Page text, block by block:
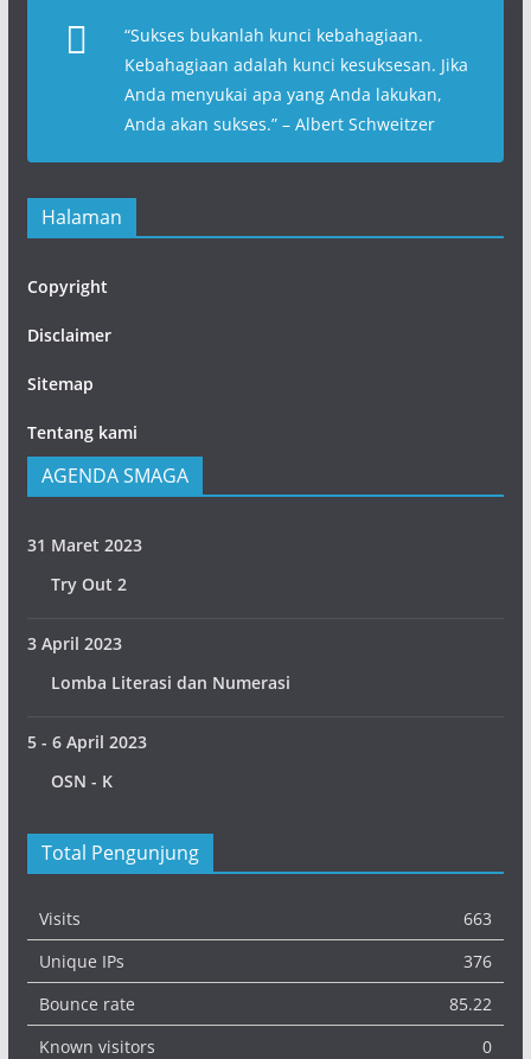
“Sukses bukanlah kunci kebahagiaan.
Kebahagiaan adalah kunci kesuksesan. Jika
Anda menyukai apa yang Anda lakukan,
Anda akan sukses.” – Albert Schweitzer
Halaman
Copyright
Disclaimer
Sitemap
Tentang kami
AGENDA SMAGA
31 Maret 2023
Try Out 2
3 April 2023
Lomba Literasi dan Numerasi
5 - 6 April 2023
OSN - K
Total Pengunjung
Visits
663
Unique IPs
376
Bounce rate
85.22
Known visitors
0